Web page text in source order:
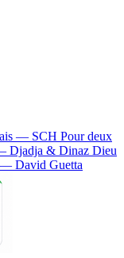
— SCH Pour deux
Djadja & Dinaz Dieu
David Guetta